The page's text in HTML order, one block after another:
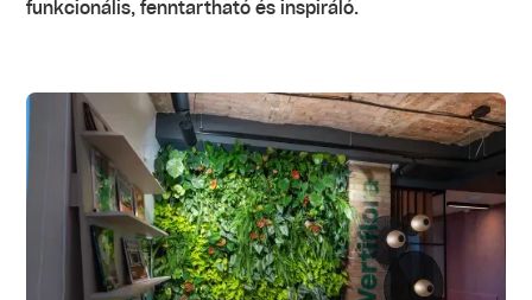
funkcionális, fenntartható és inspiráló.